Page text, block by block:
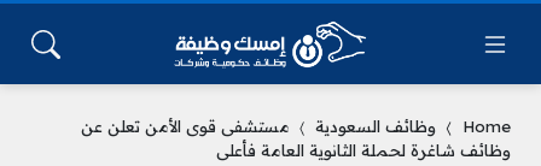
Home وظائف السعودية
مستشفى قوى الأمن تعلن عن
وظائف شاغرة لحملة الثانوية العامة فأعلى